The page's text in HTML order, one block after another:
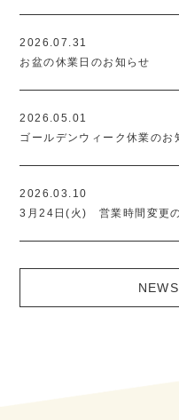
2026.07.31
お盆の休業日のお知らせ
2026.05.01
ゴールデンウィーク休業のお
2026.03.10
3月24日(火) 営業時間変更